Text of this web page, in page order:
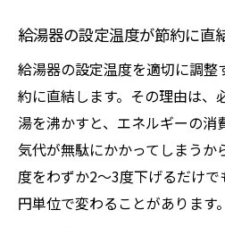
給湯器の設定温度が節約に直
給湯器の設定温度を適切に調整
約に直結します。その理由は、
湯を沸かすと、エネルギーの
気代が無駄にかかってしまうか
度をわずか2〜3度下げるだけ
円単位で変わることがあります。